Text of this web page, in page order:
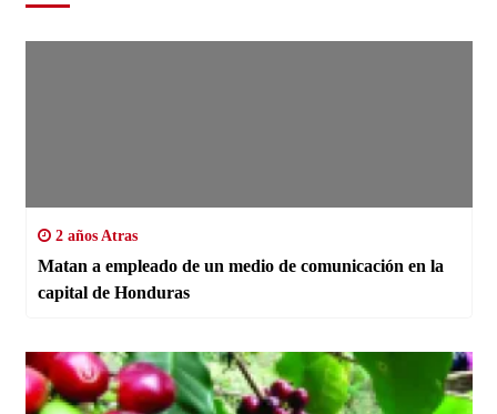
2 años Atras
Matan a empleado de un medio de comunicación en la
capital de Honduras